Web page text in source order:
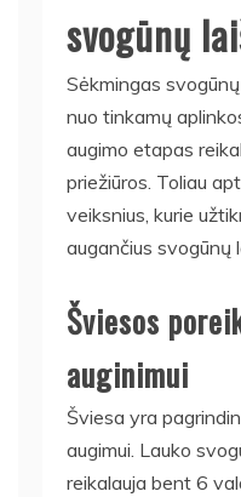
svogūnų
Sėkmingas
nuo tinkamų
augimo etapas
priežiūros. Toliau
veiksnius, kurie
augančius svogūnų
Šviesos
auginimui
Šviesa yra
augimui. Lauko
reikalauja bent 6